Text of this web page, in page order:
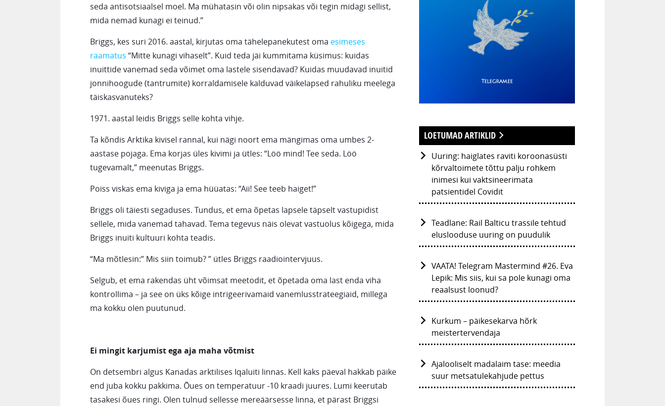
seda antisotsiaalsel moel. Ma mühatasin või olin nipsakas või tegin midagi sellist,
mida nemad kunagi ei teinud.”
Briggs, kes suri 2016. aastal, kirjutas oma tähelepanekutest oma esimeses
raamatus “Mitte kunagi vihaselt”. Kuid teda jäi kummitama küsimus: kuidas
inuittide vanemad seda võimet oma lastele sisendavad? Kuidas muudavad inuitid
jonnihoogude (tantrumite) korraldamisele kalduvad väikelapsed rahuliku meelega
täiskasvanuteks?
1971. aastal leidis Briggs selle kohta vihje.
Ta kõndis Arktika kivisel rannal, kui nägi noort ema mängimas oma umbes 2-
aastase pojaga. Ema korjas üles kivimi ja ütles: “Löö mind! Tee seda. Löö
tugevamalt,” meenutas Briggs.
Poiss viskas ema kiviga ja ema hüüatas: “Aii! See teeb haiget!”
Briggs oli täiesti segaduses. Tundus, et ema õpetas lapsele täpselt vastupidist
sellele, mida vanemad tahavad. Tema tegevus näis olevat vastuolus kõigega, mida
Briggs inuiti kultuuri kohta teadis.
“Ma mõtlesin:” Mis siin toimub? ” ütles Briggs raadiointervjuus.
Selgub, et ema rakendas üht võimsat meetodit, et õpetada oma last enda viha
kontrollima – ja see on üks kõige intrigeerivamaid vanemlusstrateegiaid, millega
ma kokku olen puutunud.
Ei mingit karjumist ega aja maha võtmist
On detsembri algus Kanadas arktilises Iqaluiti linnas. Kell kaks päeval hakkab päike
end juba kokku pakkima. Õues on temperatuur -10 kraadi juures. Lumi keerutab
tasakesi õues ringi. Olen tulnud sellesse mereäärsesse linna, et pärast Briggsi
LOETUMAD ARTIKLID
Uuring: haiglates raviti koroonasüsti
kõrvaltoimete tõttu palju rohkem
inimesi kui vaktsineerimata
patsientidel Covidit
Teadlane: Rail Balticu trassile tehtud
eluslooduse uuring on puudulik
VAATA! Telegram Mastermind #26. Eva
Lepik: Mis siis, kui sa pole kunagi oma
reaalsust loonud?
Kurkum – päikesekarva hõrk
meistertervendaja
Ajalooliselt madalaim tase: meedia
suur metsatulekahjude pettus